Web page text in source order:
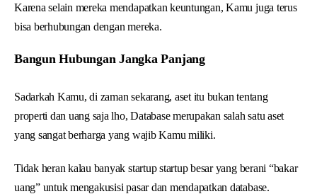
Karena selain mereka mendapatkan keuntungan, Kamu juga terus
bisa berhubungan dengan mereka.
Bangun Hubungan Jangka Panjang
Sadarkah Kamu, di zaman sekarang, aset itu bukan tentang
properti dan uang saja lho, Database merupakan salah satu aset
yang sangat berharga yang wajib Kamu miliki.
Tidak heran kalau banyak startup startup besar yang berani “bakar
uang” untuk mengakusisi pasar dan mendapatkan database.